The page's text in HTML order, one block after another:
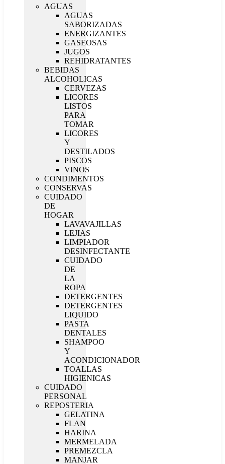
AGUAS
AGUAS
SABORIZADAS
ENERGIZANTES
GASEOSAS
JUGOS
REHIDRATANTES
BEBIDAS
ALCOHOLICAS
CERVEZAS
LICORES
LISTOS
PARA
TOMAR
LICORES
Y
DESTILADOS
PISCOS
VINOS
CONDIMENTOS
CONSERVAS
CUIDADO
DE
HOGAR
LAVAVAJILLAS
LEJIAS
LIMPIADOR
DESINFECTANTE
CUIDADO
DE
LA
ROPA
DETERGENTES
DETERGENTES
LIQUIDO
PASTA
DENTALES
SHAMPOO
Y
ACONDICIONADOR
TOALLAS
HIGIENICAS
CUIDADO
PERSONAL
REPOSTERIA
GELATINA
FLAN
HARINA
MERMELADA
PREMEZCLA
MANJAR